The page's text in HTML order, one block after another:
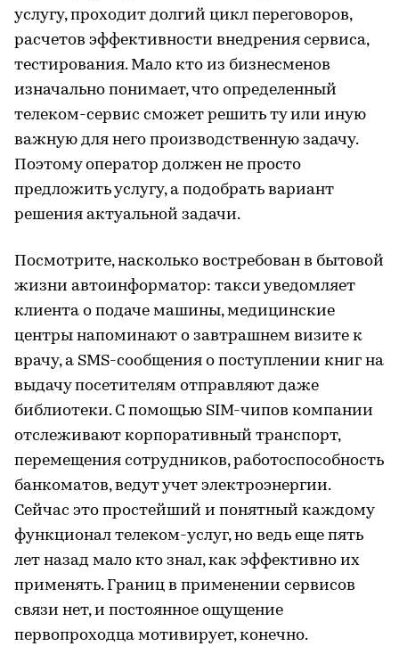
услугу, проходит долгий цикл переговоров,
расчетов эффективности внедрения сервиса,
тестирования. Мало кто из бизнесменов
изначально понимает, что определенный
телеком-сервис сможет решить ту или иную
важную для него производственную задачу.
Поэтому оператор должен не просто
предложить услугу, а подобрать вариант
решения актуальной задачи.
Посмотрите, насколько востребован в бытовой
жизни автоинформатор: такси уведомляет
клиента о подаче машины, медицинские
центры напоминают о завтрашнем визите к
врачу, а SMS-сообщения о поступлении книг на
выдачу посетителям отправляют даже
библиотеки. С помощью SIM-чипов компании
отслеживают корпоративный транспорт,
перемещения сотрудников, работоспособность
банкоматов, ведут учет электроэнергии.
Сейчас это простейший и понятный каждому
функционал телеком-услуг, но ведь еще пять
лет назад мало кто знал, как эффективно их
применять. Границ в применении сервисов
связи нет, и постоянное ощущение
первопроходца мотивирует, конечно.